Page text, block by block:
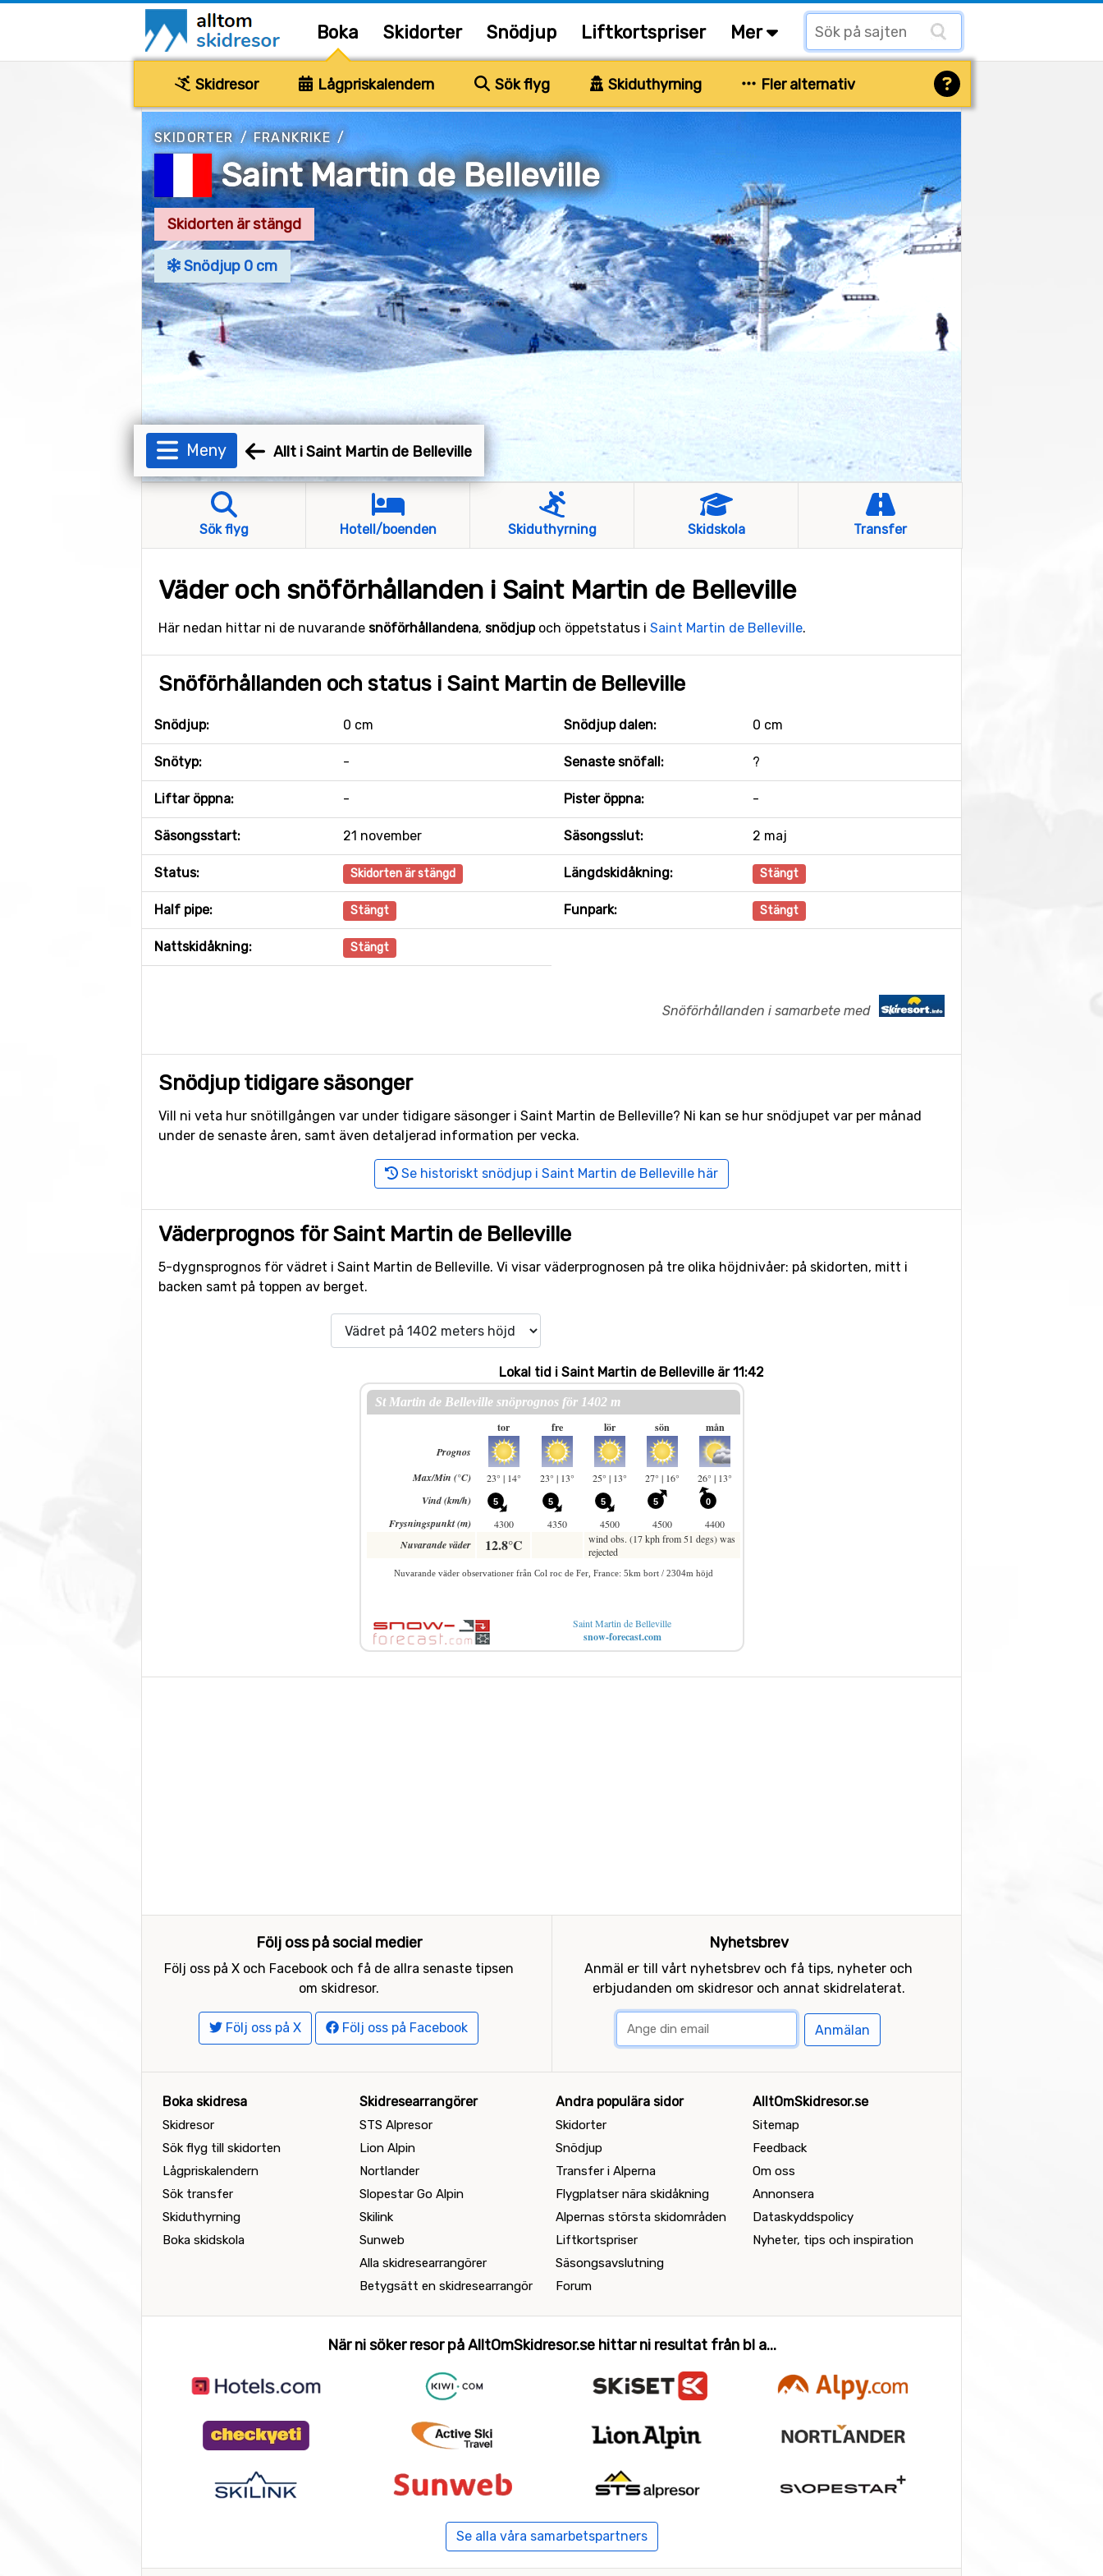
Boka Skidorter Snödjup Liftkortspriser Mer
Skidresor Lågpriskalendern Sök flyg Skiduthyrning Fler alternativ
SKIDORTER /FRANKRIKE /
Saint Martin de Belleville
Skidorten är stängd
Snödjup 0 cm
Meny Allt i Saint Martin de Belleville
Sök flyg Hotell/boenden Skiduthyrning Skidskola Transfer
Väder och snöförhållanden i Saint Martin de Belleville
Här nedan hittar ni de nuvarande snöförhållandena, snödjupoch öppetstatus i Saint Martin de Belleville.
Snöförhållanden och status i Saint Martin de Belleville
Snödjup: 0 cm Snödjup dalen: 0 cm
Snötyp: - Senaste snöfall: ?
Liftar öppna: - Pister öppna: -
Säsongsstart: 21 november Säsongsslut: 2 maj
Status: Skidorten är stängd Längdskidåkning: Stängt
Half pipe: Stängt Funpark: Stängt
Nattskidåkning: Stängt
Snöförhållanden i samarbete med
Snödjup tidigare säsonger
Vill ni veta hur snötillgången var under tidigare säsonger i Saint Martin de Belleville? Ni kan se hur snödjupet var per månad
under de senaste åren, samt även detaljerad information per vecka.
Se historiskt snödjup i Saint Martin de Belleville här
Väderprognos för Saint Martin de Belleville
5-dygnsprognos för vädret i Saint Martin de Belleville. Vi visar väderprognosen på tre olika höjdnivåer: på skidorten, mitt i
backen samt på toppen av berget.
Lokal tid i Saint Martin de Belleville är 11:42
Saint Martin de Belleville
snow-forecast.com
Följ oss på social medier
Följ oss på X och Facebook och få de allra senaste tipsen
om skidresor.
Följ oss på X Följ oss på Facebook
Nyhetsbrev
Anmäl er till vårt nyhetsbrev och få tips, nyheter och
erbjudanden om skidresor och annat skidrelaterat.
Anmälan
Boka skidresa
Skidresor
Sök flyg till skidorten
Lågpriskalendern
Sök transfer
Skiduthyrning
Boka skidskola
Skidresearrangörer
STS Alpresor
Lion Alpin
Nortlander
Slopestar Go Alpin
Skilink
Sunweb
Alla skidresearrangörer
Betygsätt en skidresearrangör
Andra populära sidor
Skidorter
Snödjup
Transfer i Alperna
Flygplatser nära skidåkning
Alpernas största skidområden
Liftkortspriser
Säsongsavslutning
Forum
AlltOmSkidresor.se
Sitemap
Feedback
Om oss
Annonsera
Dataskyddspolicy
Nyheter, tips och inspiration
När ni söker resor på AlltOmSkidresor.se hittar ni resultat från bl a...
Se alla våra samarbetspartners